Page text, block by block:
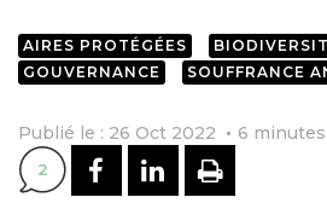
AIRES PROTÉGÉES
GOUVERNANCE
SOUFFRANCE
Publié le : 26 Oct 2022 6 minutes
2 PARTAGER